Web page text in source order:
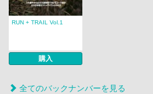
RUN + TRAIL Vol.1
購入
全てのバックナンバーを見る